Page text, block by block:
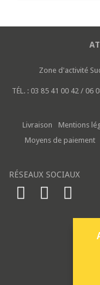
Zone d'activité
TÉL. : 03 85 41 00 42 / 06
Livraison Mentions
Moyens de paiement
RÉSEAUX SOCIAUX